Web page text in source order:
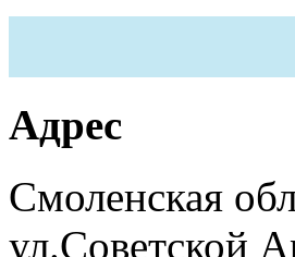
Адрес
Смоленская
ул.Советской